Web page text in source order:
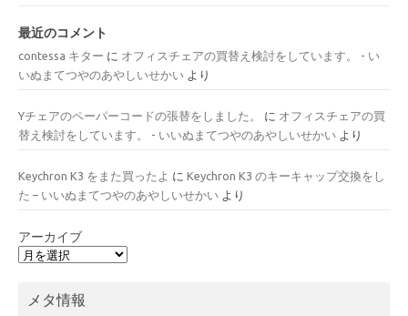
最近のコメント
contessa キター に オフィスチェアの買替え検討をしています。 - い
いぬまてつやのあやしいせかい より
Yチェアのペーパーコードの張替をしました。 に オフィスチェアの買
替え検討をしています。 - いいぬまてつやのあやしいせかい より
Keychron K3 をまた買ったよ に Keychron K3 のキーキャップ交換をし
た – いいぬまてつやのあやしいせかい より
アーカイブ
メタ情報